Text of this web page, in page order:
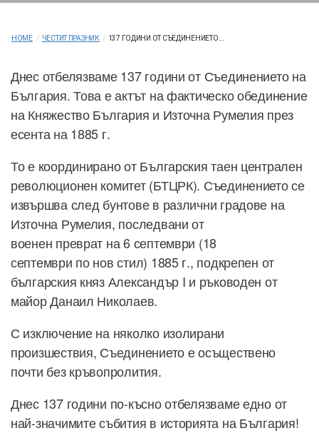
HOME / ЧЕСТИТ ПРАЗНИК / 137 ГОДИНИ ОТ СЪЕДИНЕНИЕТО...
Днес отбелязваме 137 години от Съединението на
България. Това е актът на фактическо обединение
на Княжество България и Източна Румелия през
есента на 1885 г.
То е координирано от Българския таен централен
революционен комитет (БТЦРК). Съединението се
извършва след бунтове в различни градове на
Източна Румелия, последвани от
военен преврат на 6 септември (18
септември по нов стил) 1885 г., подкрепен от
българския княз Александър I и ръководен от
майор Данаил Николаев.
С изключение на няколко изолирани
произшествия, Съединението е осъществено
почти без кръвопролития.
Днес 137 години по-късно отбелязваме едно от
най-значимите събития в историята на България!